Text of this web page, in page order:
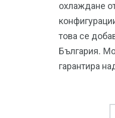
охлаждане
това се
България.
гарантира